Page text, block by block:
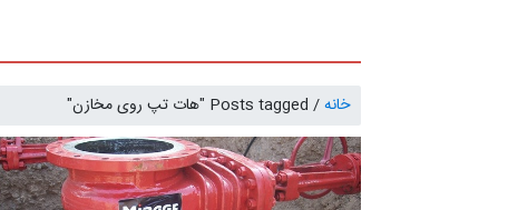
خانه/ Posts tagged "هات تپ روی مخازن"